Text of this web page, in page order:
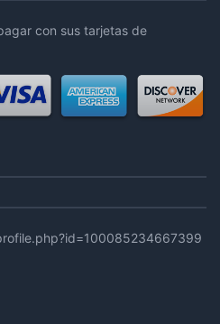
con sus tarjetas de